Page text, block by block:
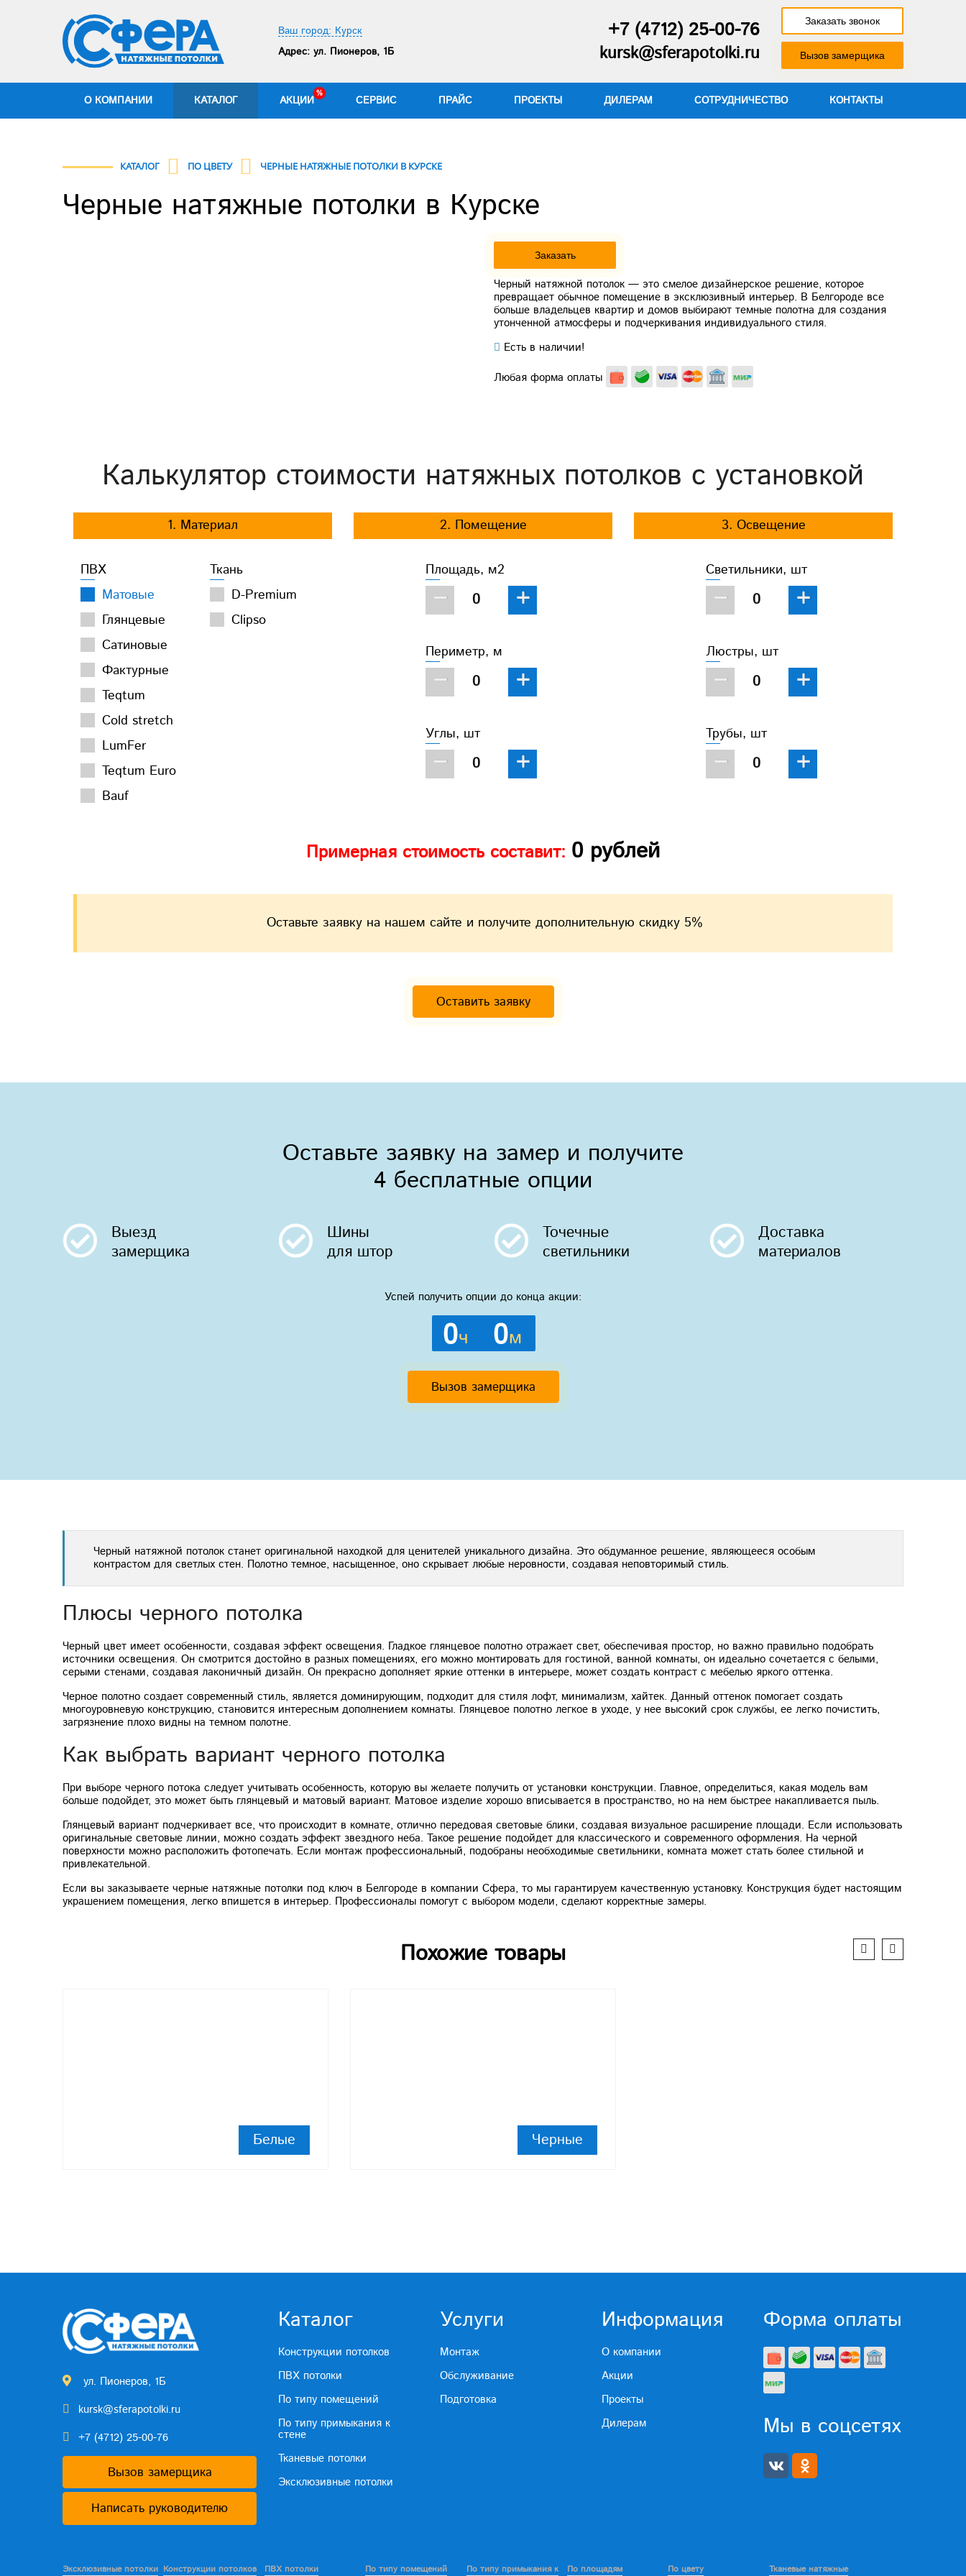
Ваш город: Курск
Адрес: ул. Пионеров, 1Б
+7 (4712) 25-00-76
kursk@sferapotolki.ru
Заказать звонок
Вызов замерщика
О КОМПАНИИ КАТАЛОГ АКЦИИ СЕРВИС ПРАЙС ПРОЕКТЫ ДИЛЕРАМ СОТРУДНИЧЕСТВО КОНТАКТЫ
КАТАЛОГ ПО ЦВЕТУ ЧЕРНЫЕ НАТЯЖНЫЕ ПОТОЛКИ В КУРСКЕ
Черные натяжные потолки в Курске
Заказать
Черный натяжной потолок — это смелое дизайнерское решение, которое
превращает обычное помещение в эксклюзивный интерьер. В Белгороде все
больше владельцев квартир и домов выбирают темные полотна для создания
утонченной атмосферы и подчеркивания индивидуального стиля.
Есть в наличии!
Любая форма оплаты
Калькулятор стоимости натяжных потолков с установкой
1. Материал
ПВХ
Матовые
Глянцевые
Сатиновые
Фактурные
Teqtum
Cold stretch
LumFer
Teqtum Euro
Bauf
Ткань
D-Premium
Clipso
2. Помещение
Площадь, м2
− +
Периметр, м
− +
Углы, шт
− +
3. Освещение
Светильники, шт
− +
Люстры, шт
− +
Трубы, шт
− +
Примерная стоимость составит: 0рублей
Оставьте заявку на нашем сайте и получите дополнительную скидку 5%
Оставить заявку
Оставьте заявку на замер и получите
4 бесплатные опции
Выезд
замерщика
Шины
для штор
Точечные
светильники
Доставка
материалов
Успей получить опции до конца акции:
0ч 0м
Вызов замерщика
Previous
Next
Черный натяжной потолок станет оригинальной находкой для ценителей уникального дизайна. Это обдуманное решение, являющееся особым
контрастом для светлых стен. Полотно темное, насыщенное, оно скрывает любые неровности, создавая неповторимый стиль.
Плюсы черного потолка
Черный цвет имеет особенности, создавая эффект освещения. Гладкое глянцевое полотно отражает свет, обеспечивая простор, но важно правильно подобрать
источники освещения. Он смотрится достойно в разных помещениях, его можно монтировать для гостиной, ванной комнаты, он идеально сочетается с белыми,
серыми стенами, создавая лаконичный дизайн. Он прекрасно дополняет яркие оттенки в интерьере, может создать контраст с мебелью яркого оттенка.
Черное полотно создает современный стиль, является доминирующим, подходит для стиля лофт, минимализм, хайтек. Данный оттенок помогает создать
многоуровневую конструкцию, становится интересным дополнением комнаты. Глянцевое полотно легкое в уходе, у нее высокий срок службы, ее легко почистить,
загрязнение плохо видны на темном полотне.
Как выбрать вариант черного потолка
При выборе черного потока следует учитывать особенность, которую вы желаете получить от установки конструкции. Главное, определиться, какая модель вам
больше подойдет, это может быть глянцевый и матовый вариант. Матовое изделие хорошо вписывается в пространство, но на нем быстрее накапливается пыль.
Глянцевый вариант подчеркивает все, что происходит в комнате, отлично передовая световые блики, создавая визуальное расширение площади. Если использовать
оригинальные световые линии, можно создать эффект звездного неба. Такое решение подойдет для классического и современного оформления. На черной
поверхности можно расположить фотопечать. Если монтаж профессиональный, подобраны необходимые светильники, комната может стать более стильной и
привлекательной.
Если вы заказываете черные натяжные потолки под ключ в Белгороде в компании Сфера, то мы гарантируем качественную установку. Конструкция будет настоящим
украшением помещения, легко впишется в интерьер. Профессионалы помогут с выбором модели, сделают корректные замеры.
Похожие товары
Белые Черные
ул. Пионеров, 1Б
kursk@sferapotolki.ru
+7 (4712) 25-00-76
Вызов замерщика
Написать руководителю
Каталог
Конструкции потолков
ПВХ потолки
По типу помещений
По типу примыкания к
стене
Тканевые потолки
Эксклюзивные потолки
Услуги
Монтаж
Обслуживание
Подготовка
Информация
О компании
Акции
Проекты
Дилерам
Форма оплаты
Мы в соцсетях
Эксклюзивные потолки Конструкции потолков ПВХ потолки По типу помещений По типу примыкания к По площадям По цвету Тканевые натяжные